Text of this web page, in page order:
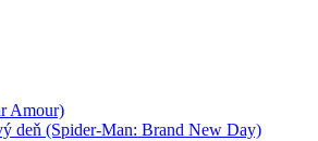
Amour)
deň (Spider-Man: Brand New Day)